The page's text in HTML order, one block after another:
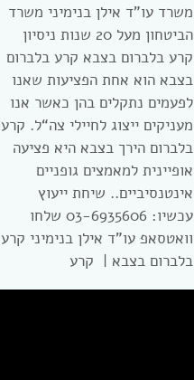
משרד עו”ד אילן בנימיני משרד
הביטחון מעל 20 שנות ניסיון
קרע בלברום בצבא קרע בלברום
בצבא הוא אחת הפציעות שאנו
לפעמים נתקלים בהן כאשר אנו
מעניקים ייצוג לחיילי צה“ל. קרע
בלברום הירך בצבא היא פציעה
אופיינית למאמצים גופניים
אינטנסיביים.. שיחת ייעוץ
עכשיו: 03-6935606 שלחו
וואטסאפ עו”ד אילן בנימיני קרע
בלברום בצבא | קרע